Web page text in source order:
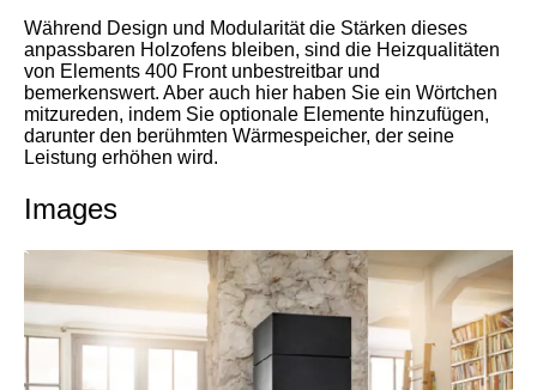
Während Design und Modularität die Stärken dieses
anpassbaren Holzofens bleiben, sind die Heizqualitäten
von Elements 400 Front unbestreitbar und
bemerkenswert. Aber auch hier haben Sie ein Wörtchen
mitzureden, indem Sie optionale Elemente hinzufügen,
darunter den berühmten Wärmespeicher, der seine
Leistung erhöhen wird.
Images